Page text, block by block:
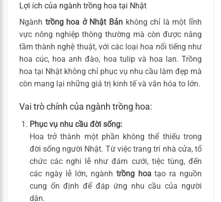
Lợi ích của ngành trồng hoa tại Nhật
Ngành trồng hoa ở Nhật Bản không chỉ là một lĩnh
vực nông nghiệp thông thường mà còn được nâng
tầm thành nghệ thuật, với các loại hoa nổi tiếng như
hoa cúc, hoa anh đào, hoa tulip và hoa lan. Trồng
hoa tại Nhật không chỉ phục vụ nhu cầu làm đẹp mà
còn mang lại những giá trị kinh tế và văn hóa to lớn.
Vai trò chính của ngành trồng hoa:
Phục vụ nhu cầu đời sống:
Hoa trở thành một phần không thể thiếu trong
đời sống người Nhật. Từ việc trang trí nhà cửa, tổ
chức các nghi lễ như đám cưới, tiệc tùng, đến
các ngày lễ lớn, ngành trồng hoatạo ra nguồn
cung ổn định để đáp ứng nhu cầu của người
dân.